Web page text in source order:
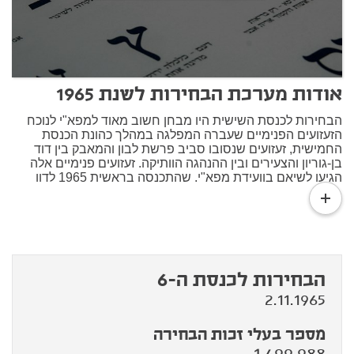
אודות מערכת הבחירות לשנת 1965
הבחירות לכנסת השישית היו מבחן חשוב מאוד למפא"י לנוכח
הזעזועים הפנימיים שעברה המפלגה במהלך כהונת הכנסת
החמישית, זעזועים שנסובו סביב פרשת לבון והמאבק בין דוד
בן-גוריון והצעירים ובין ההנהגה הוותיקה. זעזועים פנימיים אלה
הגיעו לשיאם בוועידת מפא"י, שהתכנסה בראשית 1965 לדון
בדרכה של המפלגה. בוועידה נחשף הקרע העמוק במפלגה,
וכמה חודשים לאחר מכן הודיע בן-גוריון על פרישתו ועל הקמתה
של רפ"י. בבחירות אלה התמודדה מפא"י לראשונה בלי בן-גוריון
בחירות 1965 מסמנות את תחילת התגבשותם של שני גושי
המפלגות הגדולים: בשמאל התמודדו מפא"י ואחדות העבודה
ברשימה משותפת בשם "המערך", ובימין התמודדו חרות
והליברלים ברשימה משותפת בשם גח"ל (גוש חרות-ליברלים).
המדינה עד אז, אבל תעמולת הבחירות החריפה לא הועילה
read
more
הבחירות לכנסת ה-6
2.11.1965
מספר בעלי זכות הבחירה